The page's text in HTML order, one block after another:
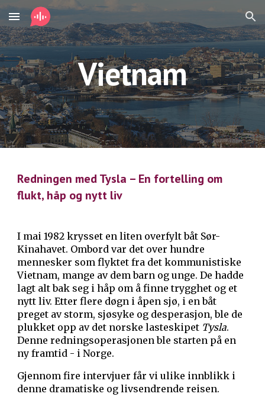
Skip to main content Skip to navigation
Vietnam
Redningen med Tysla – En fortelling om
flukt, håp og nytt liv
I mai 1982 krysset en liten overfylt båt Sør-
Kinahavet. Ombord var det over hundre
mennesker som flyktet fra det kommunistiske
Vietnam, mange av dem barn og unge. De hadde
lagt alt bak seg i håp om å finne trygghet og et
nytt liv. Etter flere døgn i åpen sjø, i en båt
preget av storm, sjøsyke og desperasjon, ble de
plukket opp av det norske lasteskipet Tysla.
Denne redningsoperasjonen ble starten på en
ny framtid - i Norge.
Gjennom fire intervjuer får vi ulike innblikk i
denne dramatiske og livsendrende reisen.